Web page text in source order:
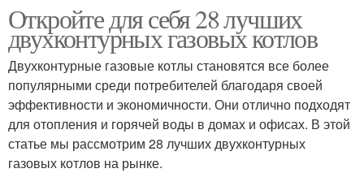
Двухконтурный котёл Двухконтурные котлы
Одноконтурный котёл
Твердотопливный
котёл
Откройте для себя 28 лучших
двухконтурных газовых котлов
Двухконтурные газовые котлы становятся все более
популярными среди потребителей благодаря своей
эффективности и экономичности. Они отлично подходят
для отопления и горячей воды в домах и офисах. В этой
статье мы рассмотрим 28 лучших двухконтурных
газовых котлов на рынке.